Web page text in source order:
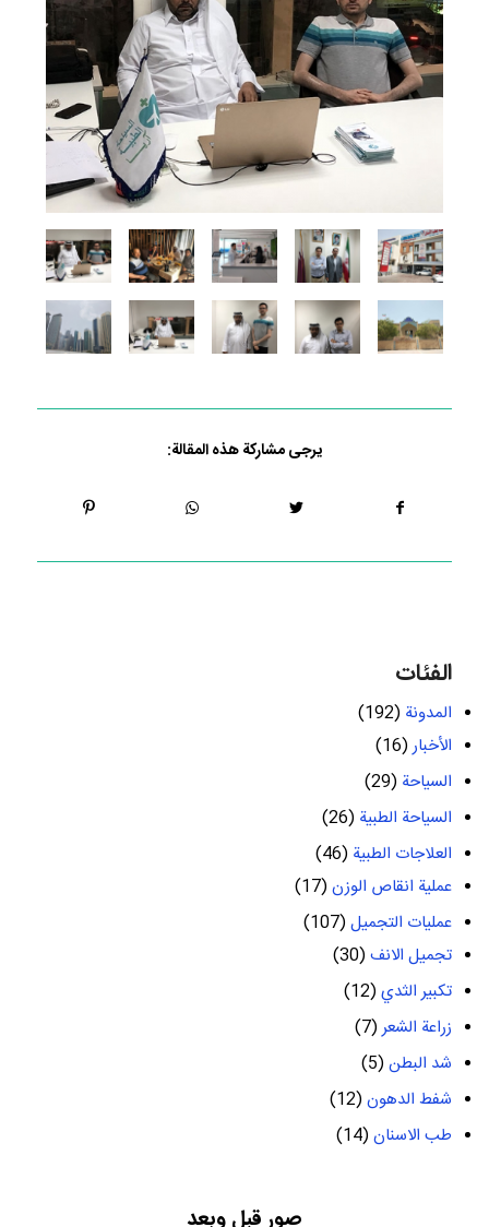
يرجى مشاركة هذه المقالة:
الفئات
المدونة (192)
الأخبار(16)
السياحة (29)
السياحة الطبية (26)
العلاجات الطبية (46)
عملية انقاص الوزن(17)
عمليات التجميل(107)
تجميل الانف(30)
تكبير الثدي(12)
زراعة الشعر(7)
شد البطن(5)
شفط الدهون(12)
طب الاسنان(14)
صور قبل وبعد